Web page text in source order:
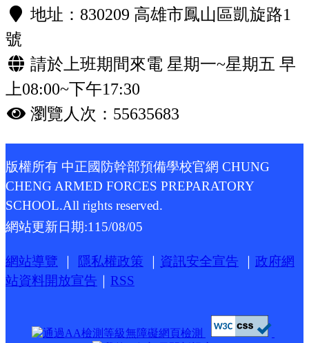
地址：830209 高雄市鳳山區凱旋路1
號
請於上班期間來電 星期一~星期五 早
上08:00~下午17:30
瀏覽人次：55635683
版權所有 中正國防幹部預備學校官網 CHUNG
CHENG ARMED FORCES PREPARATORY
SCHOOL.All rights reserved.
網站更新日期:115/08/05
網站導覽 隱私權政策 資訊安全宣告
政府網
站資料開放宣告
RSS